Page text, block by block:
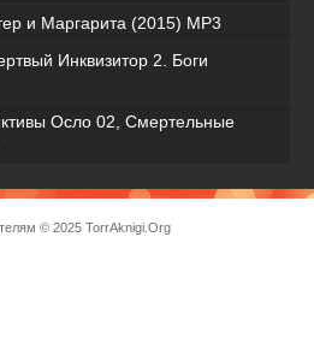
и Маргарита (2015) MP3
Инквизитор 2. Боги
Осло 02, Смертельные
© 2025 TorrAknigi.Org